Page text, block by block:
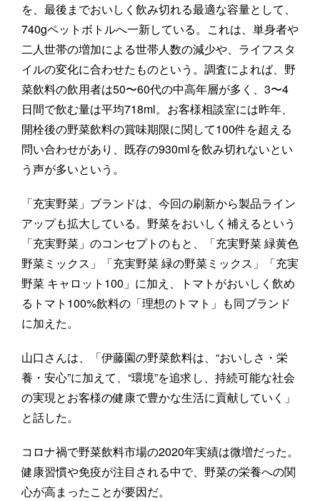
を、最後までおいしく飲み切れる最適な容量として、
740gペットボトルへ一新している。これは、単身者や
二人世帯の増加による世帯人数の減少や、ライフスタ
イルの変化に合わせたものという。調査によれば、野
菜飲料の飲用者は50〜60代の中高年層が多く、3〜4
日間で飲む量は平均718ml。お客様相談室には昨年、
開栓後の野菜飲料の賞味期限に関して100件を超える
問い合わせがあり、既存の930mlを飲み切れないとい
う声が多いという。
「充実野菜」ブランドは、今回の刷新から製品ライン
アップも拡大している。野菜をおいしく補えるという
「充実野菜」のコンセプトのもと、「充実野菜 緑黄色
野菜ミックス」「充実野菜 緑の野菜ミックス」「充実
野菜 キャロット100」に加え、トマトがおいしく飲め
るトマト100%飲料の「理想のトマト」も同ブランド
に加えた。
山口さんは、「伊藤園の野菜飲料は、“おいしさ・栄
養・安心”に加えて、“環境”を追求し、持続可能な社会
の実現とお客様の健康で豊かな生活に貢献していく」
と話した。
コロナ禍で野菜飲料市場の2020年実績は微増だった。
健康習慣や免疫が注目される中で、野菜の栄養への関
心が高まったことが要因だ。